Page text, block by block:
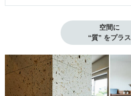
空間に
“質” をプラス